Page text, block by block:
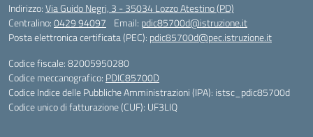
Indirizzo:Via Guido Negri, 3 - 35034 Lozzo Atestino (PD)
Centralino:0429 94097 Email: pdic85700d@istruzione.it
Posta elettronica certificata (PEC): pdic85700d@pec.istruzione.it
Codice fiscale: 82005950280
Codice meccanografico: PDIC85700D
Codice Indice delle Pubbliche Amministrazioni (IPA): istsc_pdic85700d
Codice unico di fatturazione (CUF): UF3LIQ